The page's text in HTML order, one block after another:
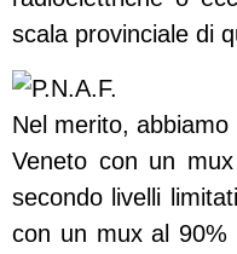
scala provinciale di
Nel merito,
Veneto con un
secondo livelli
con un mux al